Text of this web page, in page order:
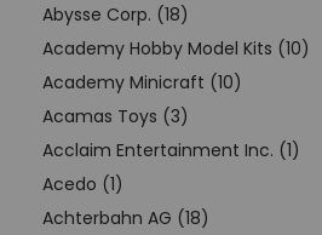
Abysse Corp. (18)
Academy Hobby Model Kits (10)
Academy Minicraft (10)
Acamas Toys (3)
Acclaim Entertainment Inc. (1)
Acedo (1)
Achterbahn AG (18)